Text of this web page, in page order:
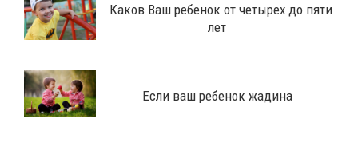
Каков Ваш ребенок от четырех до пяти
лет
Если ваш ребенок жадина